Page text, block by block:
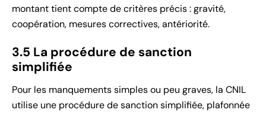
montant tient compte de critères précis : gravité,
coopération, mesures correctives, antériorité.
3.5 La procédure de sanction
simplifiée
Pour les manquements simples ou peu graves, la CNIL
utilise une procédure de sanction simplifiée, plafonnée